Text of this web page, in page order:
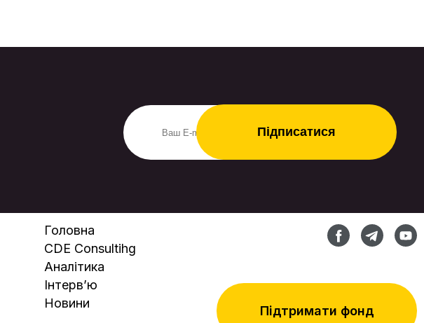
Кавказі,
побудови
Іраку до
плутаючи
союзами.
Головна
CDE Consultihg
Аналітика
Інтерв’ю
Новини
Підтримати фонд